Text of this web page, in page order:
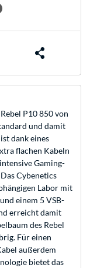
P10 850 von
und damit
dank eines
flachen Kabeln
Gaming-
Cybenetics
Labor mit
einem 5 VSB-
erreicht damit
des Rebel
Für einen
außerdem
bietet das